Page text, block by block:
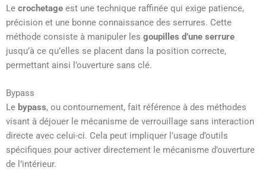
Le crochetage est une technique raffinée qui exige patience,
précision et une bonne connaissance des serrures. Cette
méthode consiste à manipuler les goupilles d’une serrure
jusqu’à ce qu’elles se placent dans la position correcte,
permettant ainsi l’ouverture sans clé.
Bypass
Le bypass, ou contournement, fait référence à des méthodes
visant à déjouer le mécanisme de verrouillage sans interaction
directe avec celui-ci. Cela peut impliquer l’usage d’outils
spécifiques pour activer directement le mécanisme d’ouverture
de l’intérieur.